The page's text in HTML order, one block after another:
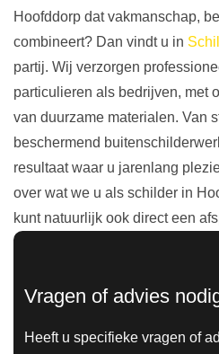
Hoofddorp dat vakmanschap,
combineert? Dan vindt u in
partij. Wij verzorgen
particulieren als bedrijven, met
van duurzame materialen. Van
beschermend
resultaat waar u jarenlang
over wat we u als schilder in
kunt natuurlijk ook direct een
Vragen of advies
Heeft u specifieke vragen of